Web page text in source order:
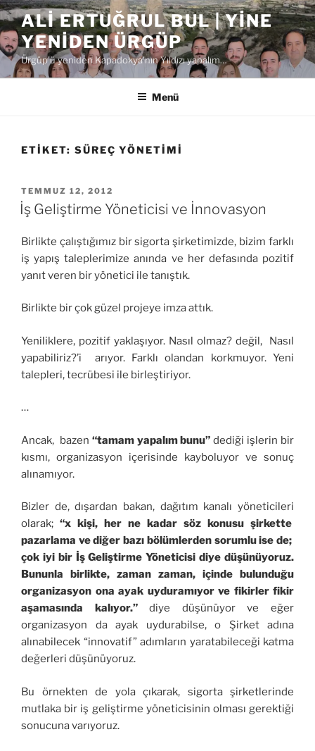
İçeriğe
geç ALI ERTUĞRUL BUL | YINE
YENIDEN ÜRGÜP
Ürgüp'ü yeniden Kapadokya'nın Yıldızı yapalım…
Menü
ETIKET: SÜREÇ YÖNETIMI
YAYIM
TARIHI
TEMMUZ 12, 2012
İş Geliştirme Yöneticisi ve İnnovasyon
Birlikte çalıştığımız bir sigorta şirketimizde, bizim farklı
iş yapış taleplerimize anında ve her defasında pozitif
yanıt veren bir yönetici ile tanıştık.
Birlikte bir çok güzel projeye imza attık.
Yeniliklere, pozitif yaklaşıyor. Nasıl olmaz? değil, Nasıl
yapabiliriz?’i arıyor. Farklı olandan korkmuyor. Yeni
talepleri, tecrübesi ile birleştiriyor.
…
Ancak, bazen “tamam yapalım bunu” dediği işlerin bir
kısmı, organizasyon içerisinde kayboluyor ve sonuç
alınamıyor.
Bizler de, dışardan bakan, dağıtım kanalı yöneticileri
olarak; “x kişi, her ne kadar söz konusu şirkette
pazarlama ve diğer bazı bölümlerden sorumlu ise de;
çok iyi bir İş Geliştirme Yöneticisi diye düşünüyoruz.
Bununla birlikte, zaman zaman, içinde bulunduğu
organizasyon ona ayak uyduramıyor ve fikirler fikir
aşamasında kalıyor.”diye düşünüyor ve eğer
organizasyon da ayak uydurabilse, o Şirket adına
alınabilecek “innovatif” adımların yaratabileceği katma
değerleri düşünüyoruz.
Bu örnekten de yola çıkarak, sigorta şirketlerinde
mutlaka bir iş geliştirme yöneticisinin olması gerektiği
sonucuna varıyoruz.